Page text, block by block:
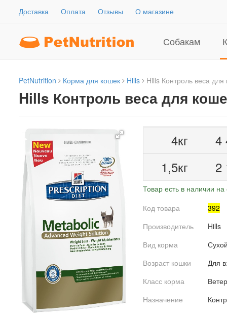
Доставка Оплата Отзывы О магазине
Собакам
PetNutrition Корма для кошек Hills Hills Контроль веса для
Hills Контроль веса для
4кг
4
1,5кг
2
Товар есть в наличии на
Код товара
392
Производитель
Hills
Вид корма
Возраст кошки
Для
Класс корма
Назначение